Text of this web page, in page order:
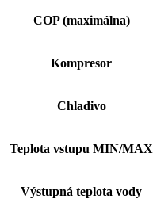
COP (maximálna)
Kompresor
Chladivo
Teplota vstupu MIN/MAX
Výstupná teplota vody